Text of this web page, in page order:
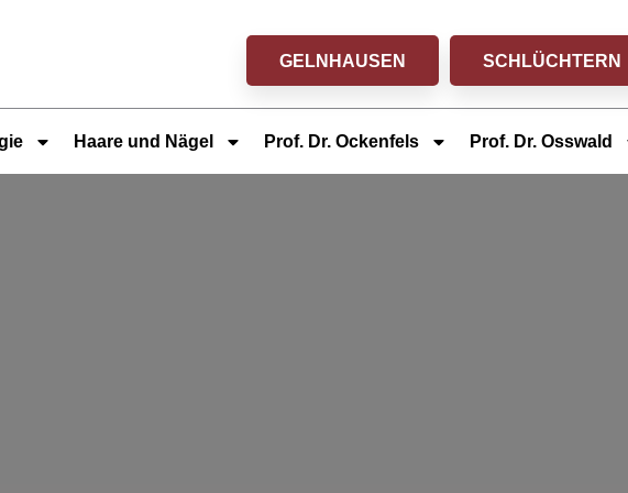
GELNHAUSEN
SCHLÜCHTERN
Haare und Nägel Prof. Dr. Ockenfels Prof. Dr. Osswald